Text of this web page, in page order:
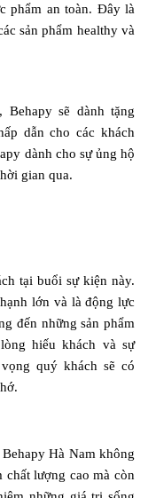
phẩm an toàn. Đây là
sản phẩm healthy và
sẽ dành tặng
dẫn cho các khách
dành cho sự ủng hộ
gian qua.
tại buổi sự kiện này.
lớn và là động lực
đến những sản phẩm
hiếu khách và sự
quý khách sẽ có
Hà Nam không
chất lượng cao mà còn